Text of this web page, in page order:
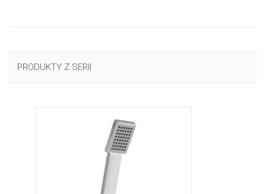
PRODUKTY Z SERII